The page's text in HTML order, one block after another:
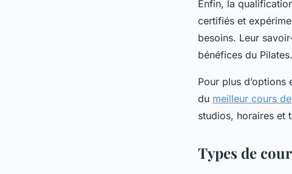
Enfin, la
certifiés et
besoins. Leur
bénéfices du Pilates.
Pour plus
du meilleur cours
studios, horaires et
Types de